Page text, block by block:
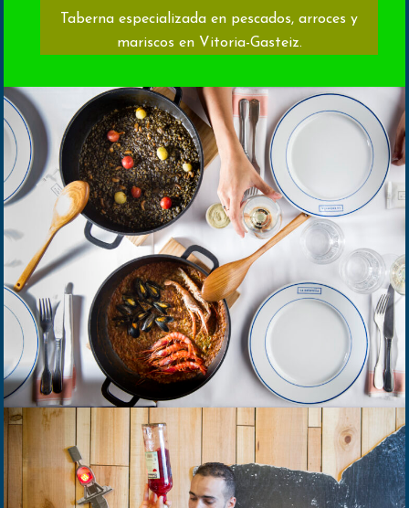
Taberna especializada en pescados, arroces y
mariscos en Vitoria-Gasteiz.